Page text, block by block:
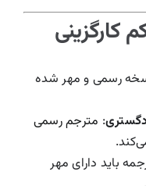
کارگزینی
رسمی و مهر شده
: مترجم رسمی
باید دارای مهر